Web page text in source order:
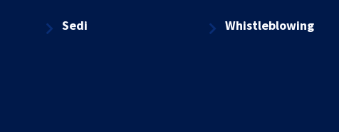
Sedi Whistleblowing